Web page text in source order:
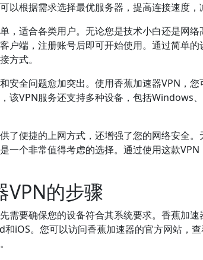
以根据需求选择最优服务器，提高连接速度，
，适合各类用户。无论您是技术小白还是网
户端，注册账号后即可开始使用。通过简单的
方式。
安全问题愈加突出。使用香蕉加速器VPN，
该VPN服务还支持多种设备，包括Windows
了便捷的上网方式，还增强了您的网络安全
一个非常值得考虑的选择。通过使用这款
VPN的步骤
需要确保您的设备符合其系统要求。香蕉加
iOS。您可以访问香蕉加速器的官方网站，